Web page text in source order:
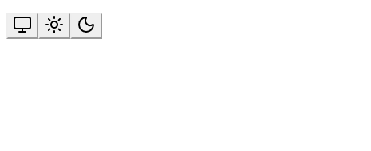
サイトのユーティリティ機能です。記事の検索とサイトテーマ
サイトの表示テーマを切り替えます。ライトモード、ダーク
テーマ切り替え
現在のテーマ: